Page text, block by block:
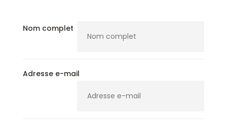
Nom complet
Adresse e-mail